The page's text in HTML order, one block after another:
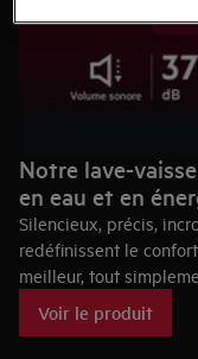
Notre lave-
en eau et en
Silencieux, précis,
redéfinissent le
meilleur, tout
Voir le produit